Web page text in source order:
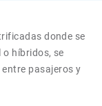
donde se
híbridos, se
pasajeros y